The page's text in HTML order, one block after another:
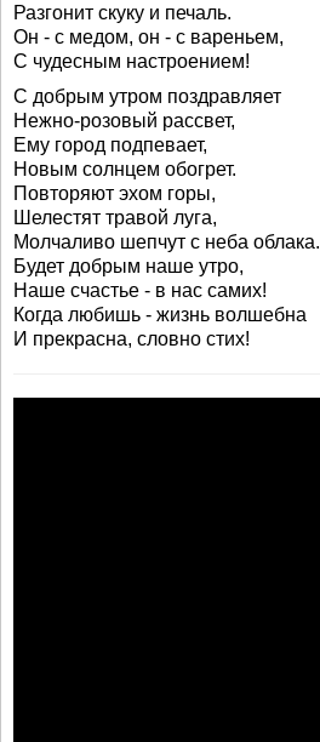
Разгонит скуку и печаль.
Он - с медом, он - с вареньем,
С чудесным настроением!
С добрым утром поздравляет
Нежно-розовый рассвет,
Ему город подпевает,
Новым солнцем обогрет.
Повторяют эхом горы,
Шелестят травой луга,
Молчаливо шепчут с неба облака.
Будет добрым наше утро,
Наше счастье - в нас самих!
Когда любишь - жизнь волшебна
И прекрасна, словно стих!